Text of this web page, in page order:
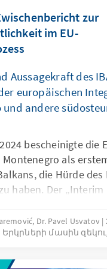
und „checks and
beruht.
Union (EU)
ein Engagement
EU-Standards,
Probleme
Kampf gegen
Instabilität die
EU-
stellten sich
Die politische
die Unabhängigkeit
Justiz sowie die
bleiben
zur
im EU-
Aussagekraft des
europäischen
und andere
bescheinigte die
als
die Hürde des
haben. Der „Interim
über die
für den
ist eine Bestätigung
Dr. Pavel Usvatov
Երկրների մասին